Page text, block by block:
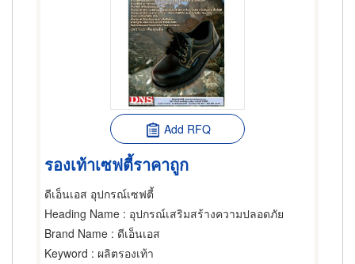
Add RFQ
รองเท้าเซฟตี้ราคาถูก
ดีเอ็นเอส อุปกรณ์เซฟตี้
Heading Name : อุปกรณ์เสริมสร้างความปลอดภัย
Brand Name : ดีเอ็นเอส
Keyword : ผลิตรองเท้า